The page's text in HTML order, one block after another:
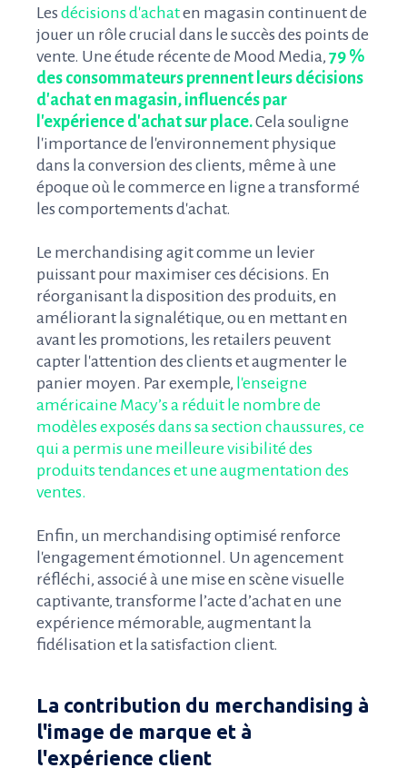
Les décisions d'achaten magasin continuent de
jouer un rôle crucial dans le succès des points de
vente. Une étude récente de Mood Media, 79 %
des consommateurs prennent leurs décisions
d'achat en magasin, influencés par
l'expérience d'achat sur place.Cela souligne
l'importance de l'environnement physique
dans la conversion des clients, même à une
époque où le commerce en ligne a transformé
les comportements d'achat.
Le merchandising agit comme un levier
puissant pour maximiser ces décisions. En
réorganisant la disposition des produits, en
améliorant la signalétique, ou en mettant en
avant les promotions, les retailers peuvent
capter l'attention des clients et augmenter le
panier moyen. Par exemple, l'enseigne
américaine Macy’s a réduit le nombre de
modèles exposés dans sa section chaussures, ce
qui a permis une meilleure visibilité des
produits tendances et une augmentation des
ventes.
Enfin, un merchandising optimisé renforce
l'engagement émotionnel. Un agencement
réfléchi, associé à une mise en scène visuelle
captivante, transforme l’acte d’achat en une
expérience mémorable, augmentant la
fidélisation et la satisfaction client.
La contribution du merchandising à
l'image de marque et à
l'expérience client